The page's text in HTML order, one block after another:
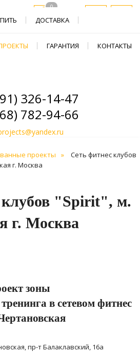
ДОСТАВКА
ГАРАНТИЯ КОНТАКТЫ
326-14-47
782-94-66
0
проекты
Сеть фитнес клубов
г. Москва
клубов "Spirit", м.
г. Москва
зоны
в сетевом фитнес
пр-т Балаклавский, 16а